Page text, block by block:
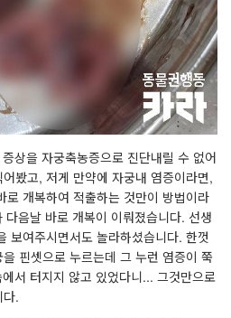
상을 자궁축농증으로 진단내릴 수 없어
봤고, 저게 만약에 자궁내 염증이라면,
로 개복하여 적출하는 것만이 방법이라
음날 바로 개복이 이뤄졌습니다. 선생
보여주시면서도 놀라하셨습니다. 한껏
핀셋으로 누르는데 그 누런 염증이 쭉
서 터지지 않고 있었다니... 그것만으로
.